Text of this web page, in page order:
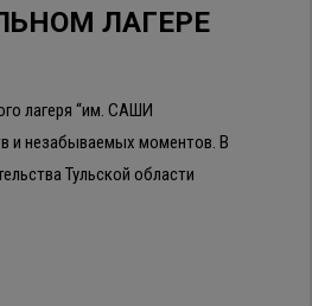
ЛАГЕРЕ
лагеря “им. САШИ
и незабываемых моментов. В
Тульской области